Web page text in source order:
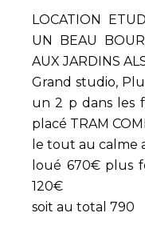
LOCATION
UN BEAU
AUX JARDINS
Grand studio,
un 2 p dans les
placé TRAM
le tout au calme
loué 670€ plus
120€
soit au total 790